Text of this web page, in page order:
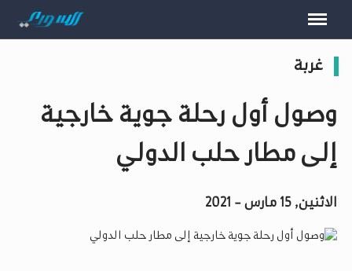
غربة
وصول أول رحلة جوية خارجية
إلى مطار حلب الدولي
الاثنين, 15 مارس - 2021